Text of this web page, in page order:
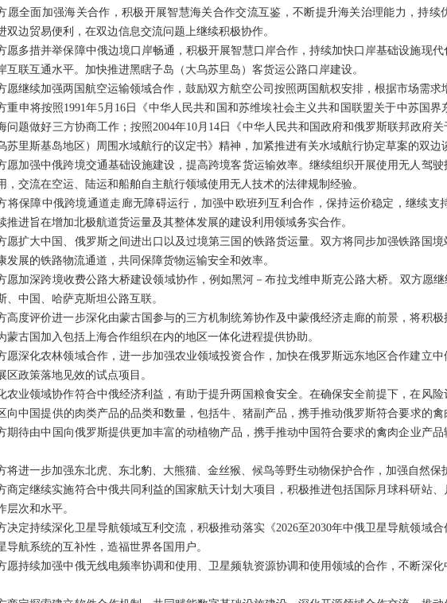
愿全面加强海关合作，积极开展智慧海关合作交流互鉴，不断提升海关治理能力，持续
双边贸易便利，在双边信息交流问题上继续积极协作。
愿多措并举保障中俄边境口岸畅通，积极开展智慧口岸合作，持续加快口岸基础设施现
互联互通水平。加快推进黑瞎子岛（大乌苏里岛）客货运公路口岸建设。
愿继续加强两国航空运输领域合作，鼓励双方航空公司按照两国航权安排，根据市场需求
重申将按照1991年5月16日《中华人民共和国和苏维埃社会主义共和国联盟关于中苏国
问题做好三方协商工作；按照2004年10月14日《中华人民共和国政府和俄罗斯联邦政府
苏里斯基岛地区）周围水域航行的议定书》精神，加紧推进有关水域航行协定草案的双边
愿加强中俄跨境交通基础设施建设，提高跨境客货运输效率。继续组织开展使用无人驾
，交流在空运、陆运和船舶自主航行领域使用无人技术的法律规制经验。
将保障中俄跨境通道走廊无障碍运行，加强中欧班列互利合作，保持运价稳定，继续支
推进旨在增加北极航道货运量及其整体发展的建设利用领域务实合作。
愿扩大中国、俄罗斯之间进出口以及过境第三国的铁路货运量。双方将同步加强铁路国
发展的铁路物流通道，共同保障货物运输安全和效率。
愿加深跨境收费公路大桥建设领域协作，例如黑河－布拉戈维申斯克公路大桥。双方愿
、中国、哈萨克斯坦公路互联。
高度评价进一步深化由蒙古国参与的三方机制统筹协作及中蒙俄经济走廊的前景，将积
蒙古国加入包括上海合作组织在内的地区一体化进程提供协助。
愿深化农林领域合作，进一步加强农业领域投资合作，加快在俄罗斯远东地区合作建立
区政策落地见效的试点项目。
农业领域协作符合中俄经济利益，有助于提升两国粮食安全。在确保安全前提下，在风
向中国提供的肉类产品的品类和数量，包括牛、猪副产品，携手推动俄罗斯符合要求的
期待由中国向俄罗斯提供更加丰富的动植物产品，携手推动中国符合要求的禽肉企业产
将进一步加强东北虎、东北豹、大熊猫、金丝猴、候鸟等野生动物保护合作，加强自然保
商定继续实施符合中俄共同利益的国家航天计划大项目，积极推进包括国际月球科研站
层次和水平。
决定持续深化卫星导航领域互利交流，积极推动落实《2026至2030年中俄卫星导航领域
导航系统的互补性，造福世界各国用户。
愿持续加强中俄无线电频率协调和使用、卫星频轨资源协调和使用领域的合作，不断深